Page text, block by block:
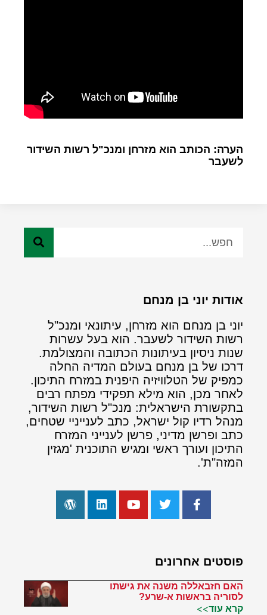
הערה: הכותב הוא מזרחן ומנכ"ל רשות השידור
לשעבר
אודות יוני בן מנחם
יוני בן מנחם הוא מזרחן, עיתונאי ומנכ"ל
רשות השידור לשעבר. הוא בעל עשרות
שנות ניסיון בעיתונות הכתובה והמצולמת.
דרכו של בן מנחם בעולם המדיה החלה
כמפיק של הטלוויזיה היפנית במזרח התיכון.
לאחר מכן, הוא מילא תפקידי מפתח רבים
בתקשורת הישראלית: מנכ"ל רשות השידור,
מנהל רדיו קול ישראל, כתב לענייניי שטחים,
כתב ופרשן מדיני, פרשן לענייני המזרח
התיכון ועורך ראשי ומגיש התוכנית 'מגזין
המזה"ת'.
פוסטים אחרונים
האם חזבאללה משנה את גישתו
לסוריה בראשות א-שרע?
קרא עוד>>